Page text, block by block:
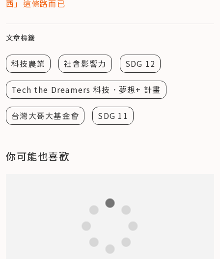
西」這條路而已
文章標籤
科技農業 社會影響力 SDG 12
Tech the Dreamers 科技．夢想+ 計畫
台灣大哥大基金會 SDG 11
你可能也喜歡